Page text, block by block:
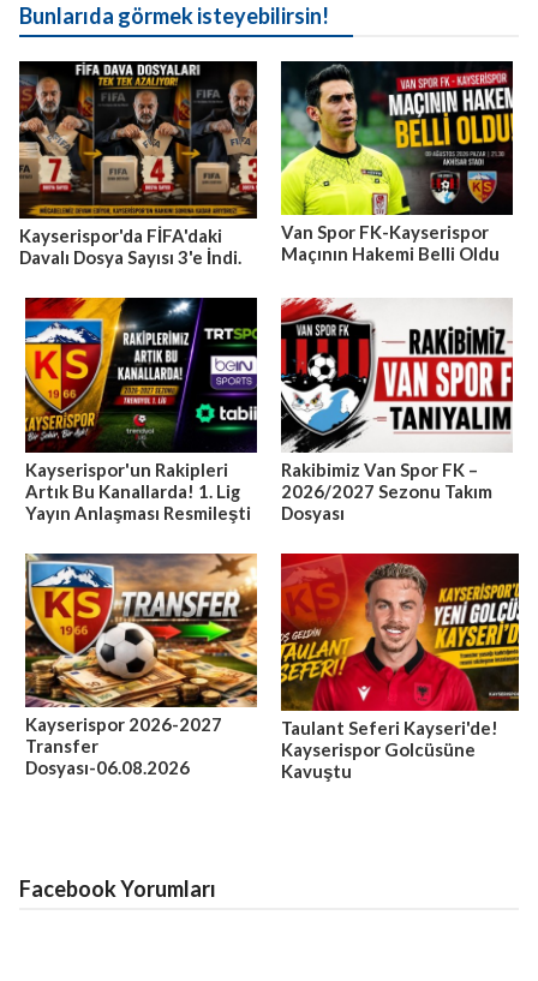
Bunlarıda görmek isteyebilirsin!
Kayserispor'da FİFA'daki
Davalı Dosya Sayısı 3'e İndi.
Van Spor FK-Kayserispor
Maçının Hakemi Belli Oldu
Kayserispor'un Rakipleri
Artık Bu Kanallarda! 1. Lig
Yayın Anlaşması Resmileşti
Rakibimiz Van Spor FK –
2026/2027 Sezonu Takım
Dosyası
Kayserispor 2026-2027
Transfer
Dosyası-06.08.2026
Taulant Seferi Kayseri'de!
Kayserispor Golcüsüne
Kavuştu
Facebook Yorumları